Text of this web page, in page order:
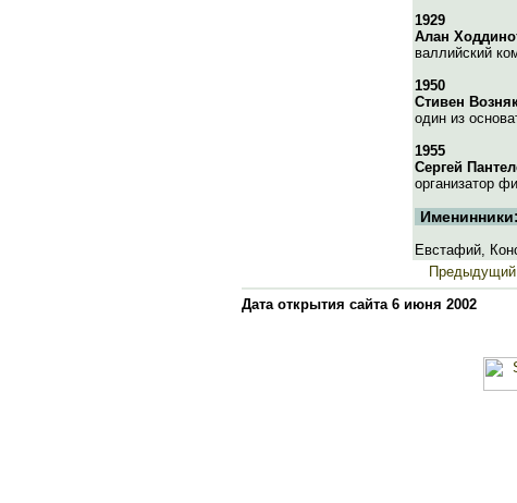
1929
Алан
валлийский
1950
Стивен
один из
1955
Сергей
организатор
Именинники:
Евстафий,
Дата открытия сайта 6 июня 2002